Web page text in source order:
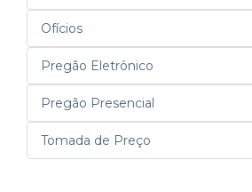
Ofícios
Pregão Eletrônico
Pregão Presencial
Tomada de Preço